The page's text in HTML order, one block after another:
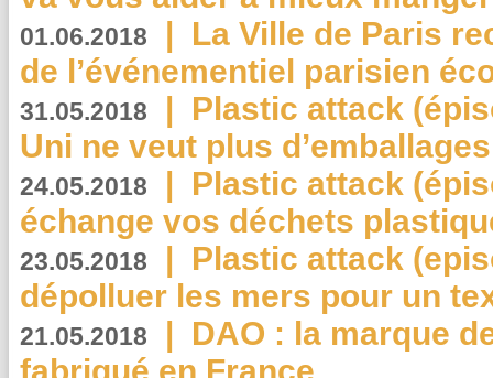
01.06.2018 | La Ville de Paris
de l’événementiel parisien
31.05.2018 | Plastic attack
Uni ne veut plus
24.05.2018 | Plastic attack
échange vos déchets
23.05.2018 | Plastic attack
dépolluer les mers pour un
21.05.2018 | DAO : la marque